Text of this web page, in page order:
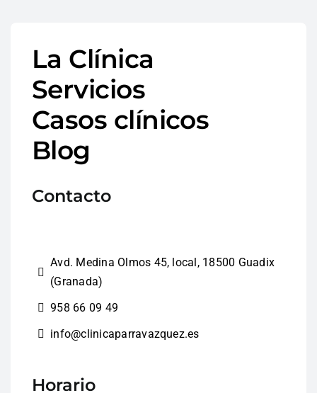
La Clínica
Servicios
Casos clínicos
Blog
Contacto
Avd. Medina Olmos 45, local, 18500 Guadix
(Granada)
958 66 09 49
info@clinicaparravazquez.es
Horario